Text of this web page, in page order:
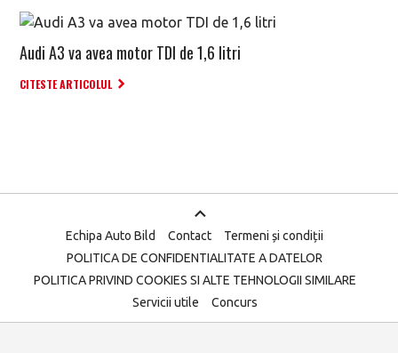
Audi A3 va avea motor TDI de 1,6 litri
CITESTE ARTICOLUL
Echipa Auto Bild Contact
Termeni și condiții
POLITICA DE CONFIDENTIALITATE A DATELOR
POLITICA PRIVIND COOKIES SI ALTE TEHNOLOGII SIMILARE
Servicii utile
Concurs